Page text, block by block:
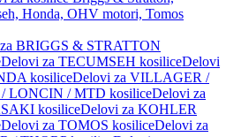
BRIGGS & STRATTON
Delovi za TECUMSEH kosiliceDelovi
kosiliceDelovi za VILLAGER /
LONCIN / MTD kosiliceDelovi za
kosiliceDelovi za KOHLER
Delovi za TOMOS kosiliceDelovi za